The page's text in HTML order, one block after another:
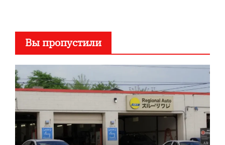
Вы пропустили